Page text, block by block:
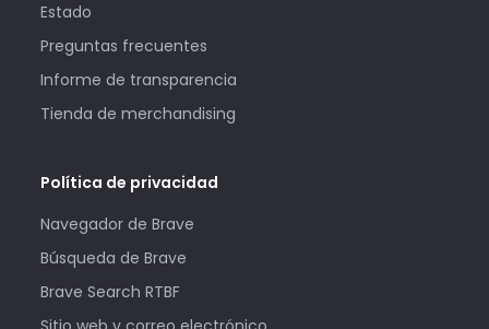
Estado
Preguntas frecuentes
Informe de transparencia
Tienda de merchandising
Política de privacidad
Navegador de Brave
Búsqueda de Brave
Brave Search RTBF